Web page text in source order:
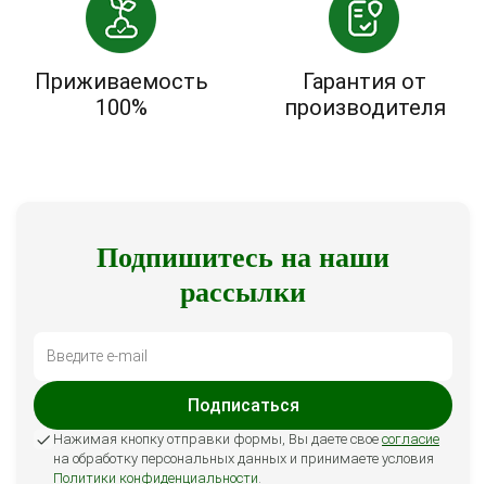
Приживаемость
100%
Гарантия от
производителя
Подпишитесь на наши
рассылки
Подписаться
Нажимая кнопку отправки формы, Вы даете свое согласие
на обработку персональных данных и принимаете условия
Политики конфиденциальности.